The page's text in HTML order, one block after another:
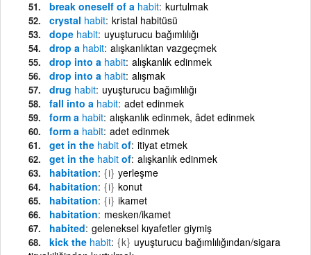
break oneself of a habit kurtulmak
crystal habit kristal habitüsü
dope habit uyuşturucu bağımlılığı
drop a habit alışkanlıktan vazgeçmek
drop into a habit alışkanlık edinmek
drop into a habit alışmak
drug habit uyuşturucu bağımlılığı
fall into a habit adet edinmek
form a habit alışkanlık edinmek, âdet edinmek
form a habit adet edinmek
get in the habit of itiyat etmek
get in the habit of alışkanlık edinmek
habitation {i} yerleşme
habitation {i} konut
habitation {i} ikamet
habitation mesken/ikamet
habited geleneksel kıyafetler giymiş
kick the habit {k} uyuşturucu bağımlılığından/sigara